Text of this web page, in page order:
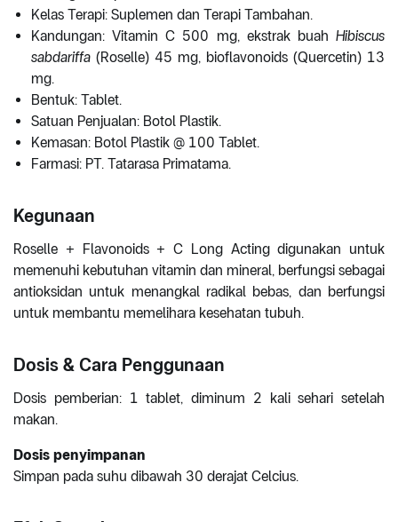
Kelas Terapi: Suplemen dan Terapi Tambahan.
Kandungan: Vitamin C 500 mg, ekstrak buah Hibiscus
sabdariffa (Roselle) 45 mg, bioflavonoids (Quercetin) 13
mg.
Bentuk: Tablet.
Satuan Penjualan: Botol Plastik.
Kemasan: Botol Plastik @ 100 Tablet.
Farmasi: PT. Tatarasa Primatama.
Kegunaan
Roselle + Flavonoids + C Long Acting digunakan untuk
memenuhi kebutuhan vitamin dan mineral, berfungsi sebagai
antioksidan untuk menangkal radikal bebas, dan berfungsi
untuk membantu memelihara kesehatan tubuh.
Dosis & Cara Penggunaan
Dosis pemberian: 1 tablet, diminum 2 kali sehari setelah
makan.
Dosis penyimpanan
Simpan pada suhu dibawah 30 derajat Celcius.